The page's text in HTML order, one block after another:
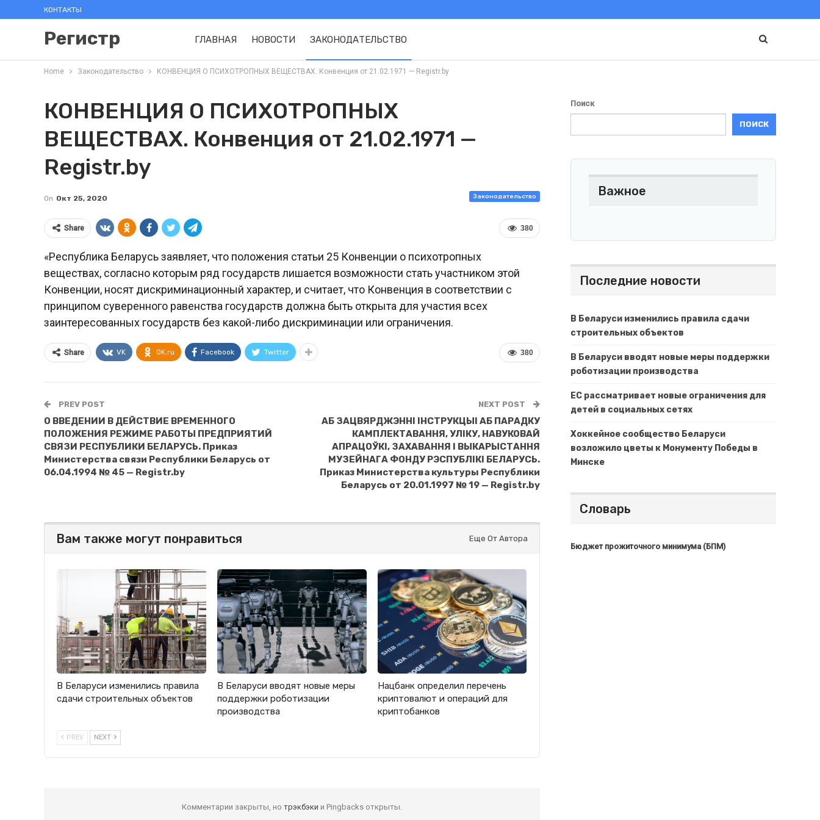
КОНТАКТЫ
Регистр ГЛАВНАЯ НОВОСТИ ЗАКОНОДАТЕЛЬСТВО
Home Законодательство КОНВЕНЦИЯ О ПСИХОТРОПНЫХ ВЕЩЕСТВАХ. Конвенция от 21.02.1971 — Registr.by
КОНВЕНЦИЯ О ПСИХОТРОПНЫХ
ВЕЩЕСТВАХ. Конвенция от 21.02.1971 —
Registr.by
Законодательство
On Окт 25, 2020
380
Share
«Республика Беларусь заявляет, что положения статьи 25 Конвенции о психотропных
веществах, согласно которым ряд государств лишается возможности стать участником этой
Конвенции, носят дискриминационный характер, и считает, что Конвенция в соответствии с
принципом суверенного равенства государств должна быть открыта для участия всех
заинтересованных государств без какой-либо дискриминации или ограничения.
380
Share VK OK.ru Facebook Twitter
PREV POST
О ВВЕДЕНИИ В ДЕЙСТВИЕ ВРЕМЕННОГО
ПОЛОЖЕНИЯ РЕЖИМЕ РАБОТЫ ПРЕДПРИЯТИЙ
СВЯЗИ РЕСПУБЛИКИ БЕЛАРУСЬ. Приказ
Министерства связи Республики Беларусь от
06.04.1994 № 45 — Registr.by
NEXT POST
АБ ЗАЦВЯРДЖЭННI IНСТРУКЦЫI АБ ПАРАДКУ
КАМПЛЕКТАВАННЯ, УЛIКУ, НАВУКОВАЙ
АПРАЦОЎКI, ЗАХАВАННЯ I ВЫКАРЫСТАННЯ
МУЗЕЙНАГА ФОНДУ РЭСПУБЛIКI БЕЛАРУСЬ.
Приказ Министерства культуры Республики
Беларусь от 20.01.1997 № 19 — Registr.by
Вам также могут понравиться Еще От Автора
В Беларуси изменились правила
сдачи строительных объектов
В Беларуси вводят новые меры
поддержки роботизации
производства
Нацбанк определил перечень
криптовалют и операций для
криптобанков
PREV NEXT
Комментарии закрыты, но трэкбэки и Pingbacks открыты.
Поиск
ПОИСК
Важное
Последние новости
В Беларуси изменились правила сдачи
строительных объектов
В Беларуси вводят новые меры поддержки
роботизации производства
ЕС рассматривает новые ограничения для
детей в социальных сетях
Хоккейное сообщество Беларуси
возложило цветы к Монументу Победы в
Минске
Словарь
Бюджет прожиточного минимума (БПМ)